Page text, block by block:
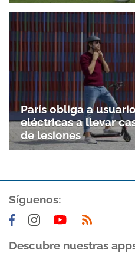
París obliga a
eléctricas a llevar
de lesiones
Síguenos:
Descubre nuestras